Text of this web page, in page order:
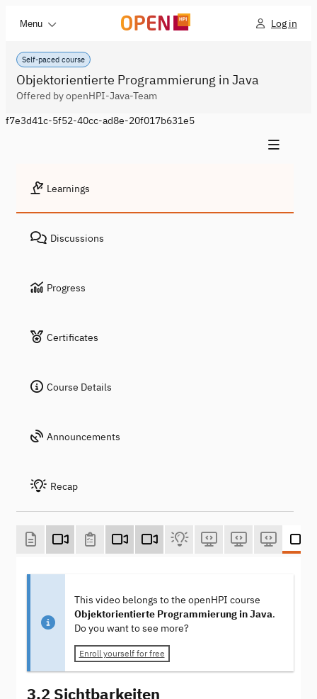
Menu Log in
Self-paced course
Objektorientierte Programmierung in Java
Offered by openHPI-Java-Team
f7e3d41c-5f52-40cc-ad8e-20f017b631e5
Learnings
Discussions
Progress
Certificates
Course Details
Announcements
Recap
This video belongs to the openHPI course
Objektorientierte Programmierung in Java.
Do you want to see more?
Enroll yourself for free
3.2 Sichtbarkeiten